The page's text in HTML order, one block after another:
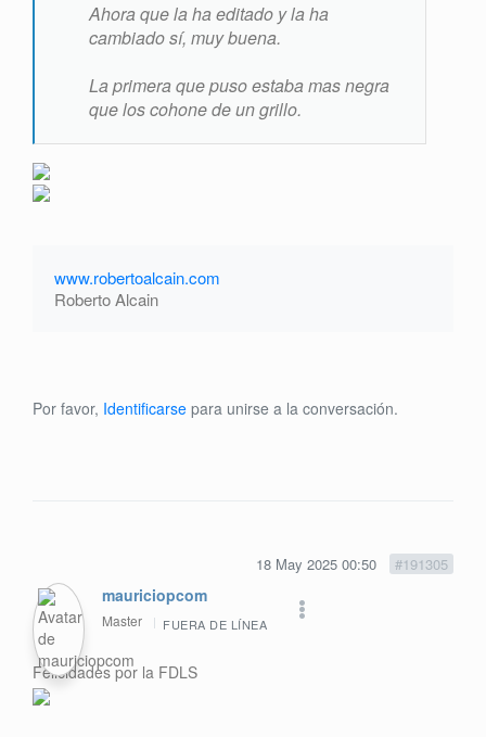
Ahora que la ha editado y la ha
cambiado sí, muy buena.
La primera que puso estaba mas negra
que los cohone de un grillo.
www.robertoalcain.com
Roberto Alcain
Por favor, Identificarse para unirse a la conversación.
18 May 2025 00:50 #191305
mauriciopcom
Master FUERA DE LÍNEA
Felicidades por la FDLS